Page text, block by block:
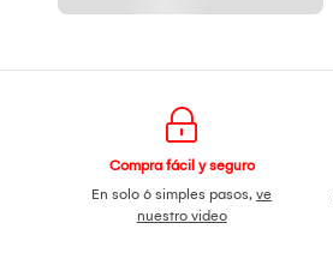
Compra fácil y seguro
En solo 6 simples pasos,ve
nuestro video